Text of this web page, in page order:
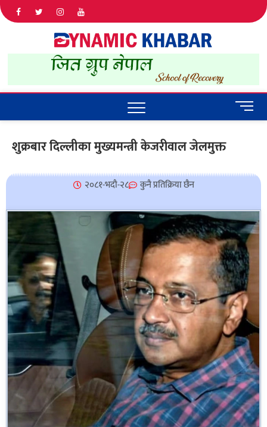
IN NEPAL
M
e
u
o
n
शुक्रबार दिल्लीका मुख्यमन्त्री केजरीवाल जेलमुक्त
२०८१-भदौ-२८ कुनै प्रतिक्रिया छैन